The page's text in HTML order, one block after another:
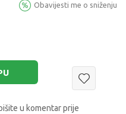
Obavijesti me o sniženju
u komentar prije